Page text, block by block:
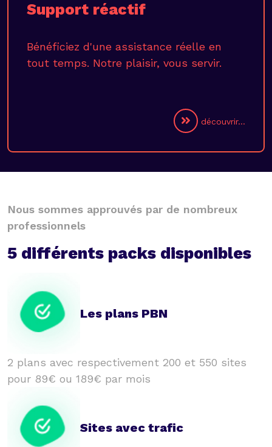
Support réactif
Bénéficiez d'une assistance réelle en
tout temps. Notre plaisir, vous servir.
découvrir...
Nous sommes approuvés par de nombreux
professionnels
5 différents packs disponibles
Les plans PBN
2 plans avec respectivement 200 et 550 sites
pour 89€ ou 189€ par mois
Sites avec trafic